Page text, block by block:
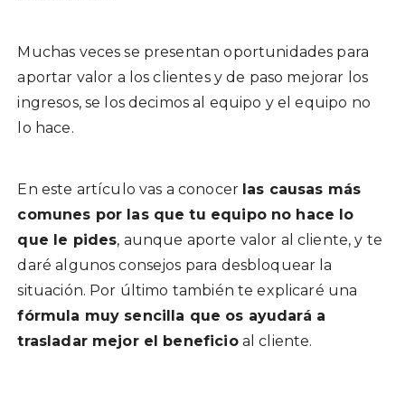
Muchas veces se presentan oportunidades para
aportar valor a los clientes y de paso mejorar los
ingresos, se los decimos al equipo y el equipo no
lo hace.
En este artículo vas a conocer las causas más
comunes por las que tu equipo no hace lo
que le pides, aunque aporte valor al cliente, y te
daré algunos consejos para desbloquear la
situación. Por último también te explicaré una
fórmula muy sencilla que os ayudará a
trasladar mejor el beneficioal cliente.